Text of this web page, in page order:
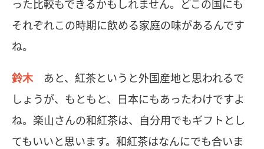
った比較もできるかもしれません。どこの国にも
それぞれこの時期に飲める家庭の味があるんです
ね。
鈴木
あと、紅茶というと外国産地と思われるで
しょうが、もともと、日本にもあったわけですよ
ね。楽山さんの和紅茶は、自分用でもギフトとし
てもいいと思います。和紅茶はなんにでも合いま